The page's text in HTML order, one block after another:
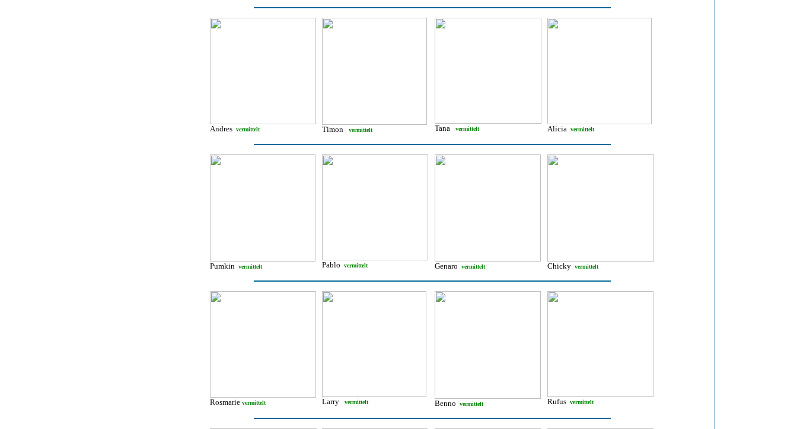
Andres vermittelt Timon vermittelt Tana vermittelt Alicia vermittelt
Pumkin vermittelt Pablo vermittelt Genaro vermittelt Chicky vermittelt
Rosmarie vermittelt Larry vermittelt Benno vermittelt Rufus vermittelt